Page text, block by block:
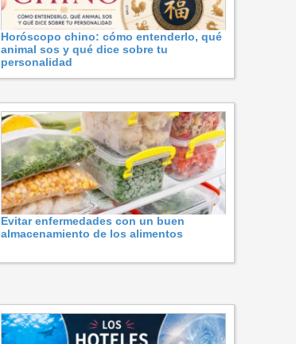
Horóscopo chino: cómo entenderlo, qué
animal sos y qué dice sobre tu
personalidad
Evitar enfermedades con un buen
almacenamiento de los alimentos